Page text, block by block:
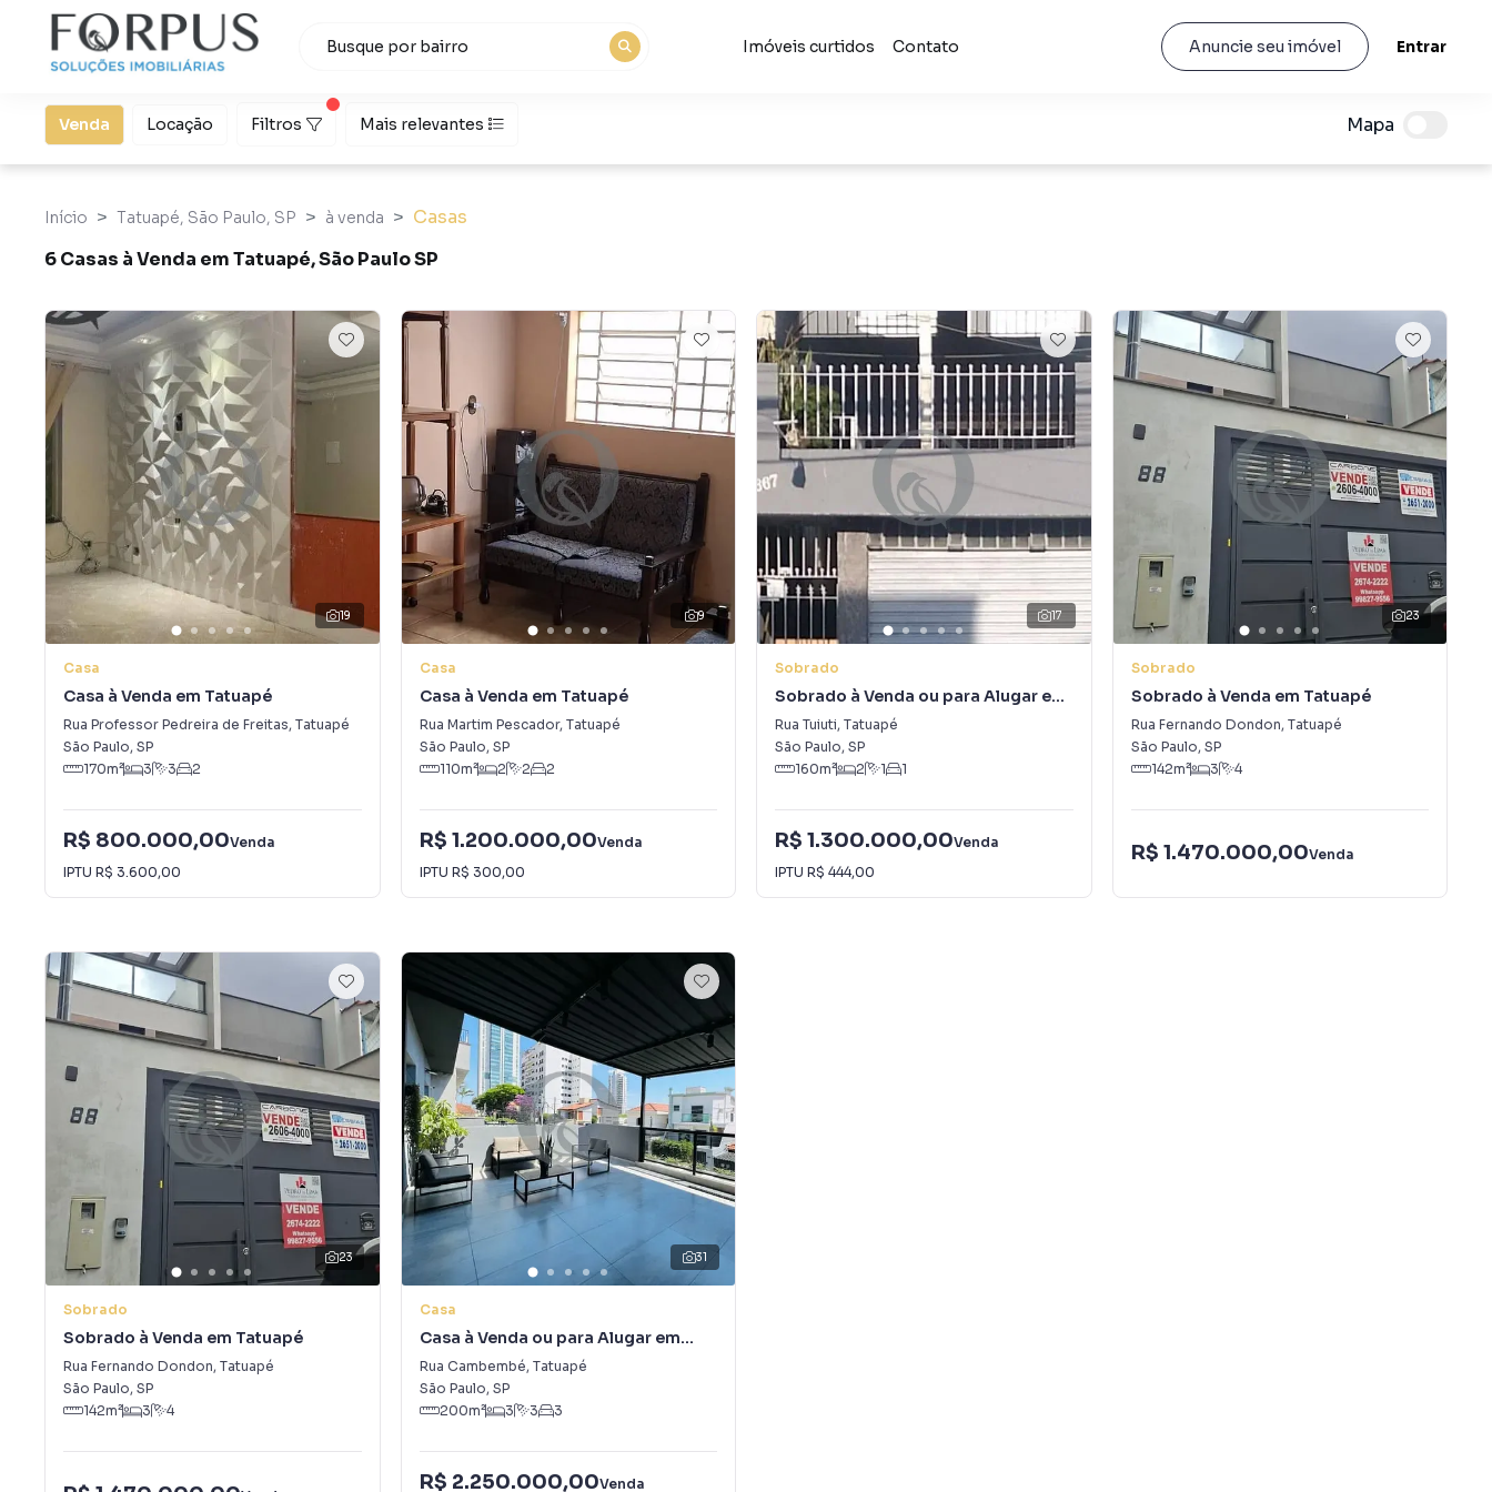
Imóveis curtidos Contato Anuncie seu imóvel Entrar
Venda Locação Filtros Mais relevantes Mapa
Início Tatuapé, São Paulo, SP à venda
Casas
6 Casas à Venda em Tatuapé, São Paulo SP
19
Casa
Casa à Venda em Tatuapé
Rua Professor Pedreira de Freitas, Tatuapé
São Paulo, SP
170m² 3 3 2
R$ 800.000,00Venda
IPTU R$ 3.600,00
9
Casa
Casa à Venda em Tatuapé
Rua Martim Pescador, Tatuapé
São Paulo, SP
110m² 2 2 2
R$ 1.200.000,00Venda
IPTU R$ 300,00
17
Sobrado
Sobrado à Venda ou para Alugar em
Tatuapé
Rua Tuiuti, Tatuapé
São Paulo, SP
160m² 2 1 1
R$ 1.300.000,00Venda
IPTU R$ 444,00
23
Sobrado
Sobrado à Venda em Tatuapé
Rua Fernando Dondon, Tatuapé
São Paulo, SP
142m² 3 4
R$ 1.470.000,00Venda
23
Sobrado
Sobrado à Venda em Tatuapé
Rua Fernando Dondon, Tatuapé
São Paulo, SP
142m² 3 4
31
Casa
Casa à Venda ou para Alugar em
Tatuapé
Rua Cambembé, Tatuapé
São Paulo, SP
200m² 3 3 3
R$ 2.250.000,00Venda